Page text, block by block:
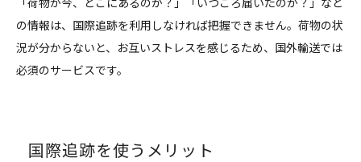
の情報は、国際追跡を利用しなければ把握できません。荷物の状
況が分からないと、お互いストレスを感じるため、国外輸送では
必須のサービスです。
国際追跡を使うメリット